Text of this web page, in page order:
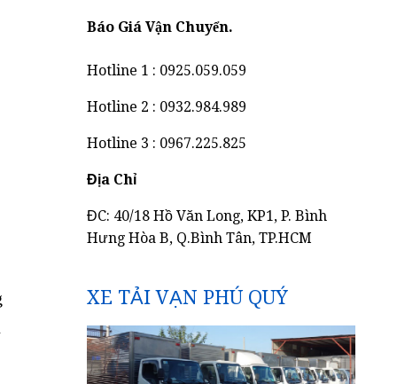
Báo Giá Vận Chuyển.
Hotline 1 : 0925.059.059
Hotline 2 : 0932.984.989
Hotline 3 : 0967.225.825
Địa Chỉ
ĐC: 40/18 Hồ Văn Long, KP1, P. Bình
Hưng Hòa B, Q.Bình Tân, TP.HCM
XE TẢI VẠN PHÚ QUÝ